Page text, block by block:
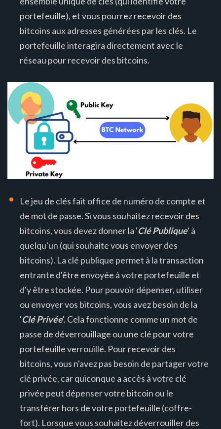
portefeuille), et vous pourrez recevoir des
bitcoins aux adresses générées par les clés. Le
portefeuille interagira directement avec le
réseau pour recevoir des bitcoins.
Le jeu de clés fait office de numéro de compte et
de mot de passe. Si vous souhaitez recevoir des
bitcoins, vous devez donner la 'Clé Publique' à
quelqu'un (qui souhaite vous envoyer des
bitcoins). La clé publique permet à la transaction
entrante d'être envoyée à votre portefeuille et
d'y être stockée. Pour pouvoir dépenser, utiliser
ou envoyer vos bitcoins, vous avez besoin de la
'Clé Privée'. Cela fonctionne comme un mot de
passe de déverrouillage ou une clé pour votre
portefeuille verrouillé. Pour recevoir des
bitcoins, vous n'avez pas besoin de partager votre
clé privée, car quiconque a accès à votre clé
privée peut dépenser votre bitcoin ou le
transférer hors de votre portefeuille (coffre-
fort). Lorsque vous souhaitez déverrouiller des